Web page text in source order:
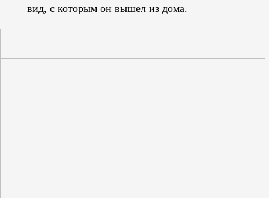
вид, с которым он вышел из дома.